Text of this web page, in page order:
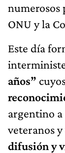
numerosos
ONU y la
Este día
años”
argentino a
veteranos
difusión y